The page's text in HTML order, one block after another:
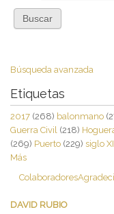
Búsqueda avanzada
Etiquetas
2017 (268) balonmano
Guerra Civil (218)
(269) Puerto (229) siglo
Más
Colaboradores
DAVID RUBIO